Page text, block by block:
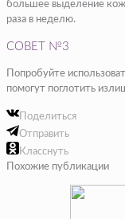
большее выделение
раза в неделю.
СОВЕТ №3
Попробуйте
помогут поглотить
Поделиться
Отправить
Класснуть
Похожие публикации